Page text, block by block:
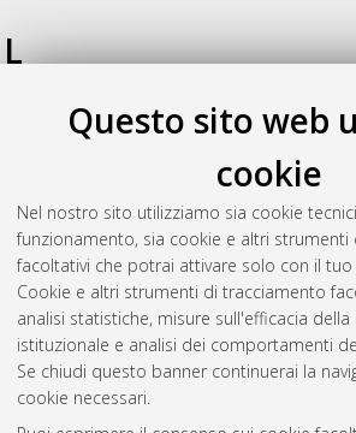
Questo sito web
cookie
Nel nostro sito utilizziamo sia cookie
funzionamento, sia cookie e altri strumenti
facoltativi che potrai attivare solo con il
Cookie e altri strumenti di tracciamento
analisi statistiche, misure sull'efficacia
istituzionale e analisi dei comportamenti
Se chiudi questo banner continuerai la
cookie necessari.
L
Lavit Nicora, Matteo(2025) Modeling
robot interaction: toward natural and
[Dissertation thesis], Alma Mater
Bologna. Dottorato di ricerca in
avanzate dell'ingegneria, 37 Ciclo. DOI
10.48676/unibo/amsdottorato/12345.
Questa lista e' stata generata il Thu
Atom